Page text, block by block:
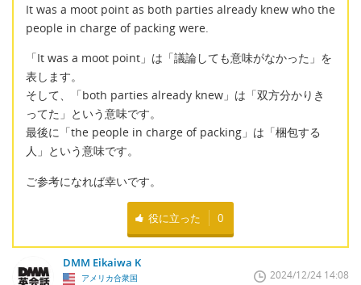
It was a moot point as both parties already knew who the
people in charge of packing were.
「It was a moot point」は「議論しても意味がなかった」を
表します。
そして、「both parties already knew」は「双方分かりき
ってた」という意味です。
最後に「the people in charge of packing」は「梱包する
人」という意味です。
ご参考になれば幸いです。
役に立った 0
DMM Eikaiwa K
アメリカ合衆国 2024/12/24 14:08